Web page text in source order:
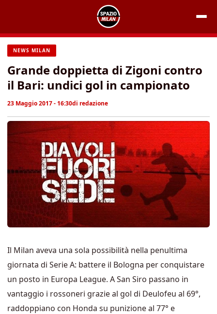
contenuto
NEWS MILAN
Grande doppietta di Zigoni contro
il Bari: undici gol in campionato
23 Maggio 2017 - 16:30di redazione
Il Milan aveva una sola possibilità nella penultima
giornata di Serie A: battere il Bologna per conquistare
un posto in Europa League. A San Siro passano in
vantaggio i rossoneri grazie al gol di Deulofeu al 69°,
raddoppiano con Honda su punizione al 77° e